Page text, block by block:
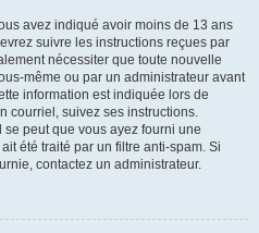
avez indiqué avoir moins de 13 ans
suivre les instructions reçues par
nécessiter que toute nouvelle
même ou par un administrateur avant
information est indiquée lors de
courriel, suivez ses instructions.
se peut que vous ayez fourni une
été traité par un filtre anti-spam. Si
contactez un administrateur.